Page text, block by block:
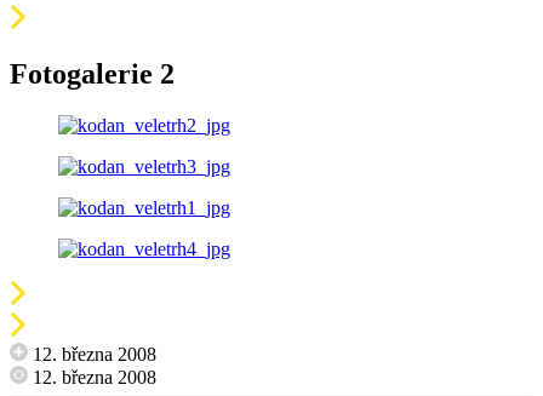
Fotogalerie 2
12. března 2008
12. března 2008